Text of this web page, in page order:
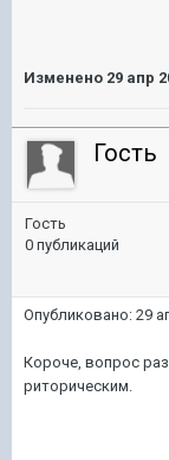
Изменено 29 апр
Гость
Гость
0 публикаций
Опубликовано: 29
Короче, вопрос
риторическим.